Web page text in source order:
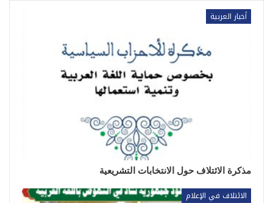
أخبار العربية
مذكرة الائتلاف حول الانتخابات التشريعية
الائتلاف في الإعلام